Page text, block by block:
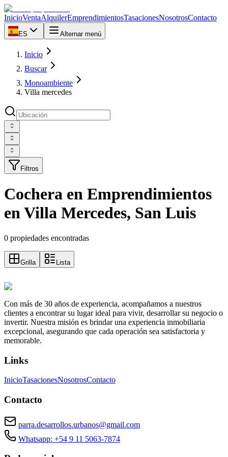
InicioVentaAlquilerEmprendimientosTasacionesNosotrosContacto
ES Alternar menú
Inicio
Buscar
Monoambiente
Villa mercedes
Filtros
Cochera en Emprendimientos
en Villa Mercedes, San Luis
0 propiedades encontradas
Grilla Lista
Con más de 30 años de experiencia, acompañamos a nuestros
clientes a encontrar su lugar ideal para vivir, desarrollar su negocio o
invertir. Nuestra misión es brindar una experiencia inmobiliaria
excepcional, asegurando que cada operación sea satisfactoria y
memorable.
Links
InicioTasacionesNosotrosContacto
Contacto
parra.desarrollos.urbanos@gmail.com
Whatsapp: +54 9 11 5063-7874